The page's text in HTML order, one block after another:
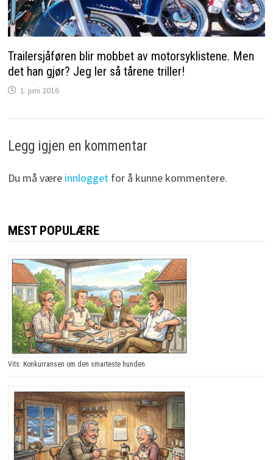
Trailersjåføren blir mobbet av motorsyklistene. Men
det han gjør? Jeg ler så tårene triller!
1. juni 2016
Legg igjen en kommentar
Du må være innloggetfor å kunne kommentere.
MEST POPULÆRE
Vits: Konkurransen om den smarteste hunden